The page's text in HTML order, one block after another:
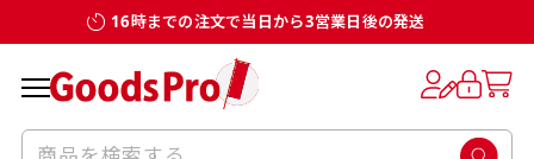
16時までの注文で当日から3営業日後の発送